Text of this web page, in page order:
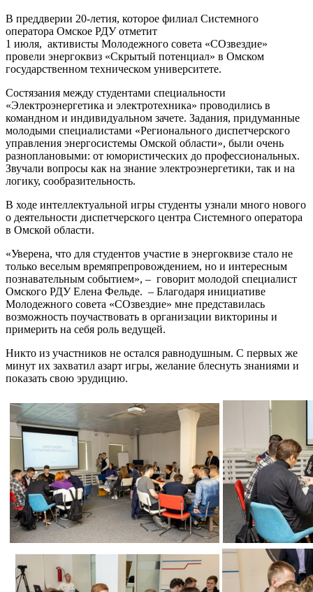
В преддверии 20-летия, которое филиал Системного
оператора Омское РДУ отметит
1 июля, активисты Молодежного совета «СОзвездие»
провели энергоквиз «Скрытый потенциал» в Омском
государственном техническом университете.
Состязания между студентами специальности
«Электроэнергетика и электротехника» проводились в
командном и индивидуальном зачете. Задания, придуманные
молодыми специалистами «Регионального диспетчерского
управления энергосистемы Омской области», были очень
разноплановыми: от юмористических до профессиональных.
Звучали вопросы как на знание электроэнергетики, так и на
логику, сообразительность.
В ходе интеллектуальной игры студенты узнали много нового
о деятельности диспетчерского центра Системного оператора
в Омской области.
«Уверена, что для студентов участие в энергоквизе стало не
только веселым времяпрепровождением, но и интересным
познавательным событием», – говорит молодой специалист
Омского РДУ Елена Фельде. – Благодаря инициативе
Молодежного совета «СОзвездие» мне представилась
возможность поучаствовать в организации викторины и
примерить на себя роль ведущей.
Никто из участников не остался равнодушным. С первых же
минут их захватил азарт игры, желание блеснуть знаниями и
показать свою эрудицию.